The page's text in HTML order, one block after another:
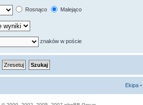
Rosnąco Malejąco
znaków w poście
Ekipa •